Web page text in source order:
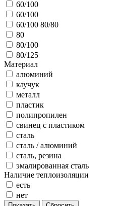
60/100
60/100
60/100 80/80
80
80/100
80/125
Материал
алюминий
каучук
металл
пластик
полипропилен
свинец с пластиком
сталь
сталь / алюминий
сталь, резина
эмалированная сталь
Наличие теплоизоляции
есть
нет